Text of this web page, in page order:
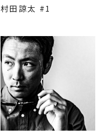
村田諒太 #1